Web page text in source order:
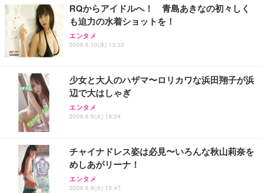
RQからアイドルへ！ 青島あきなの初々しく
も迫力の水着ショットを！
エンタメ
2009.6.10(水) 13:32
少女と大人のハザマ〜ロリカワな浜田翔子が浜
辺で大はしゃぎ
エンタメ
2009.6.9(火) 18:24
チャイナドレス姿は必見〜いろんな秋山莉奈を
めしあがリーナ！
エンタメ
2009.6.9(火) 15:47